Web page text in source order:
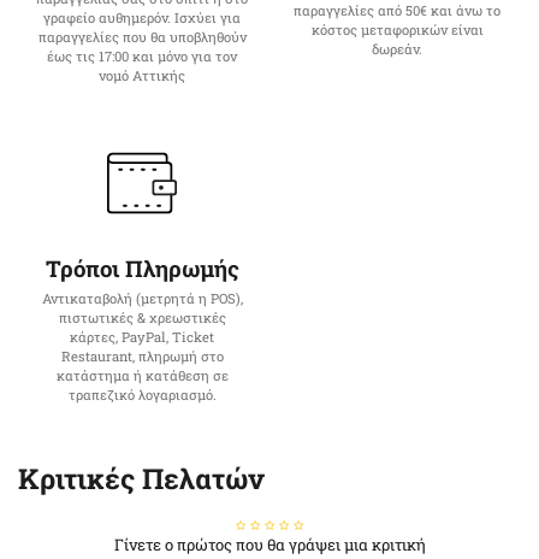
γραφείο αυθημερόν. Ισχύει για
παραγγελίες που θα υποβληθούν
έως τις 17:00 και μόνο για τον
νομό Αττικής
παραγγελίες από 50€ και άνω το
κόστος μεταφορικών είναι
δωρεάν.
Τρόποι Πληρωμής
Αντικαταβολή (μετρητά η POS),
πιστωτικές & χρεωστικές
κάρτες, PayPal, Ticket
Restaurant, πληρωμή στο
κατάστημα ή κατάθεση σε
τραπεζικό λογαριασμό.
Κριτικές Πελατών
Γίνετε ο πρώτος που θα γράψει μια κριτική